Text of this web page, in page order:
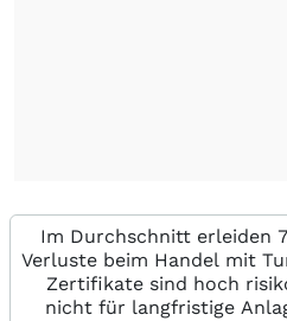
Im Durchschnitt erleiden
Verluste beim Handel mit
Zertifikate sind hoch
nicht für langfristige